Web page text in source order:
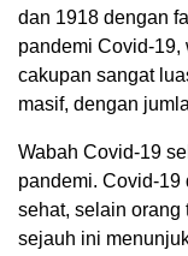
dan 1918 dengan
pandemi Covid-19,
cakupan sangat
masif, dengan
Wabah Covid-19
pandemi. Covid-19
sehat, selain orang
sejauh ini